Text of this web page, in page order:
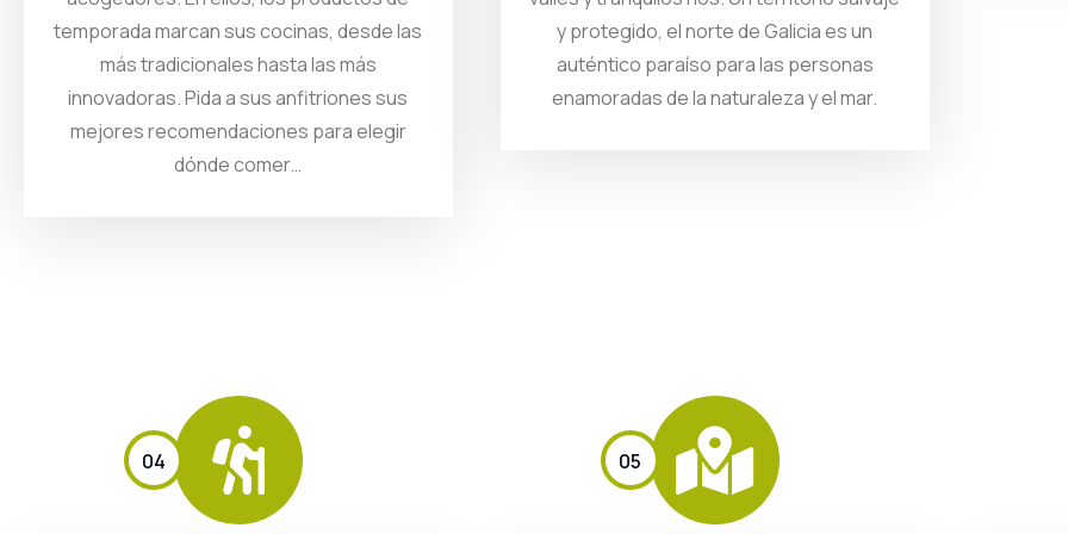
temporada marcan sus cocinas, desde las
más tradicionales hasta las más
innovadoras. Pida a sus anfitriones sus
mejores recomendaciones para elegir
dónde comer…
y protegido, el norte de Galicia es un
auténtico paraíso para las personas
enamoradas de la naturaleza y el mar.
04 05